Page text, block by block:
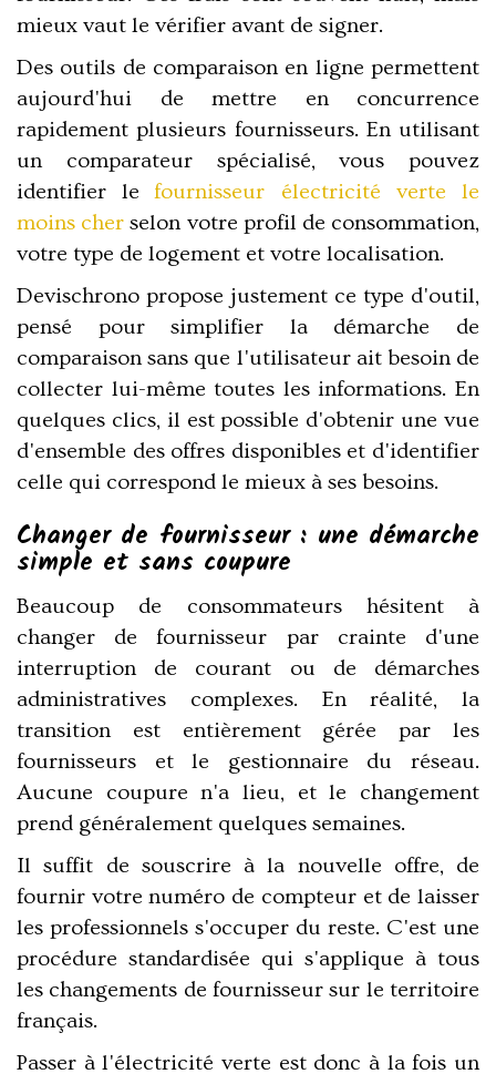
mieux vaut le vérifier avant de signer.
Des outils de comparaison en ligne permettent
aujourd'hui de mettre en concurrence
rapidement plusieurs fournisseurs. En utilisant
un comparateur spécialisé, vous pouvez
identifier lefournisseur électricité verte le
moins cher selon votre profil de consommation,
votre type de logement et votre localisation.
Devischrono propose justement ce type d'outil,
pensé pour simplifier la démarche de
comparaison sans que l'utilisateur ait besoin de
collecter lui-même toutes les informations. En
quelques clics, il est possible d'obtenir une vue
d'ensemble des offres disponibles et d'identifier
celle qui correspond le mieux à ses besoins.
Changer de fournisseur : une démarche
simple et sans coupure
Beaucoup de consommateurs hésitent à
changer de fournisseur par crainte d'une
interruption de courant ou de démarches
administratives complexes. En réalité, la
transition est entièrement gérée par les
fournisseurs et le gestionnaire du réseau.
Aucune coupure n'a lieu, et le changement
prend généralement quelques semaines.
Il suffit de souscrire à la nouvelle offre, de
fournir votre numéro de compteur et de laisser
les professionnels s'occuper du reste. C'est une
procédure standardisée qui s'applique à tous
les changements de fournisseur sur le territoire
français.
Passer à l'électricité verte est donc à la fois un